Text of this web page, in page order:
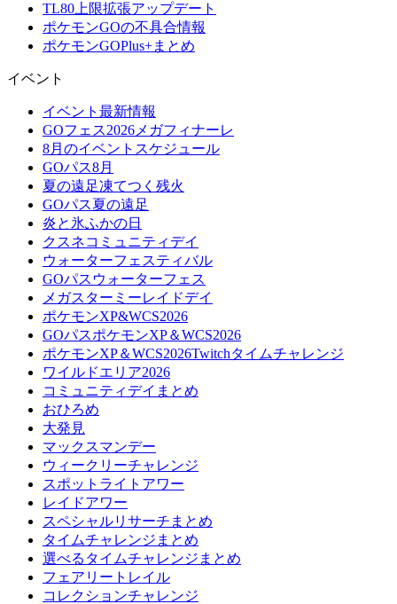
TL80上限拡張アップデート
ポケモンGOの不具合情報
ポケモンGOPlus+まとめ
イベント
イベント最新情報
GOフェス2026メガフィナーレ
8月のイベントスケジュール
GOパス8月
夏の遠足凍てつく残火
GOパス夏の遠足
炎と氷ふかの日
クスネコミュニティデイ
ウォーターフェスティバル
GOパスウォーターフェス
メガスターミーレイドデイ
ポケモンXP&WCS2026
GOパスポケモンXP＆WCS2026
ポケモンXP＆WCS2026Twitchタイムチャレンジ
ワイルドエリア2026
コミュニティデイまとめ
おひろめ
大発見
マックスマンデー
ウィークリーチャレンジ
スポットライトアワー
レイドアワー
スペシャルリサーチまとめ
タイムチャレンジまとめ
選べるタイムチャレンジまとめ
フェアリートレイル
コレクションチャレンジ